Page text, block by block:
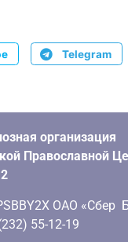
Telegram
организация
Православной
ОАО «Сбер
55-12-19